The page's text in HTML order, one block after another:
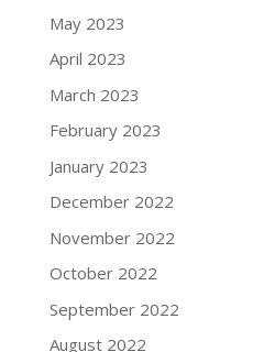
May 2023
April 2023
March 2023
February 2023
January 2023
December 2022
November 2022
October 2022
September 2022
August 2022